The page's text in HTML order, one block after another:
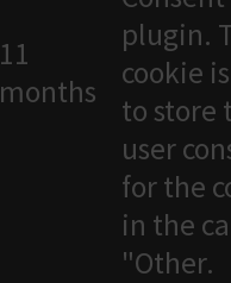
11
months
plugin.
cookie
to store
user
for the
in the
"Other.